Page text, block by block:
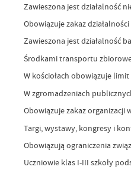
Zawieszona jest działalność
Obowiązuje zakaz
Zawieszona jest działalność
Środkami transportu
W kościołach obowiązuje
W zgromadzeniach
Obowiązuje zakaz
Targi, wystawy, kongresy i
Obowiązują ograniczenia
Uczniowie klas I-III szkoły